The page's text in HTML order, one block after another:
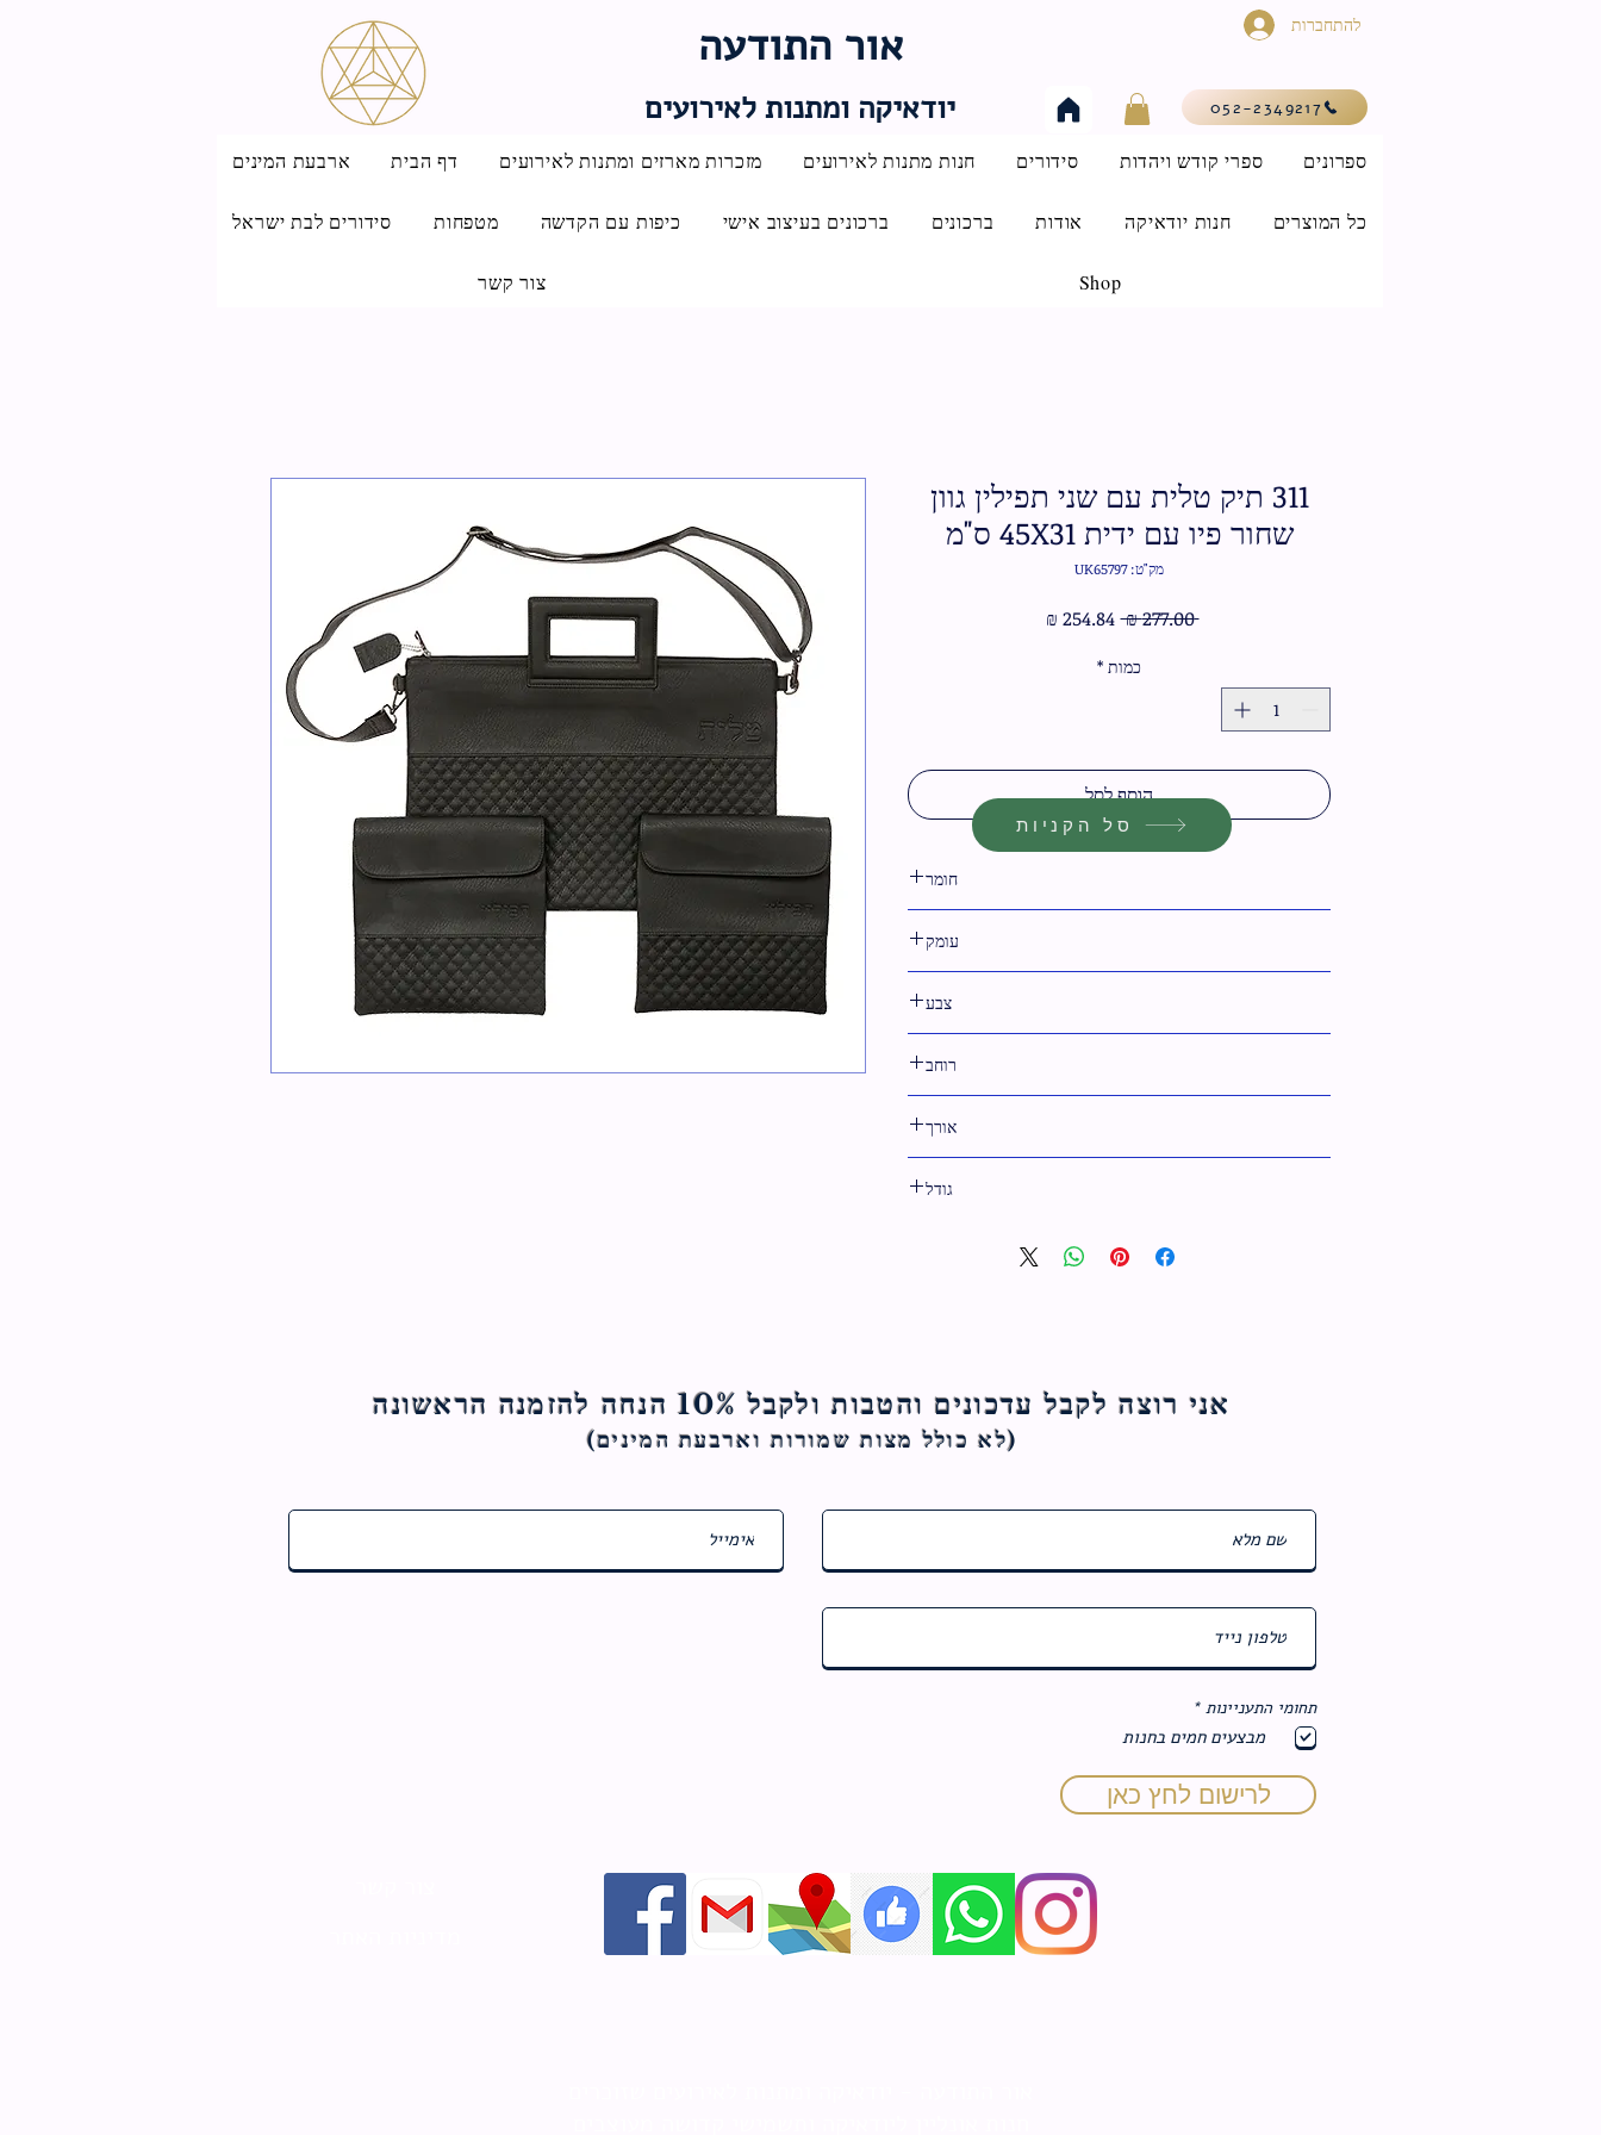
אור התודעה
יודאיקה ומתנות לאירועים
להתחברות
052-2349217
ארבעת המינים דף הבית מזכרות מארזים ומתנות לאירועים חנות מתנות לאירועים סידורים ספרי קודש ויהדות ספרונים
סידורים לבת ישראל מטפחות כיפות עם הקדשה ברכונים בעיצוב אישי ברכונים אודות חנות יודאיקה כל המוצרים
צור קשר Shop
311 תיק טלית עם שני תפילין גוון
שחור פיו עם ידית 45X31 ס"מ
מק"ט: UK65797
‏277.00 ‏₪
מחיר
‏254.84 ‏₪
כמות *
הוסף לסל
חומר
עומק
צבע
רוחב
אורך
גודל
סל הקניות
אני רוצה לקבל עדכונים והטבות ולקבל 10% הנחה להזמנה הראשונה
(לא כולל מצות שמורות וארבעת המינים)
תחומי התעניינות *
ב
מבצעים חמים בחנות
לרישום לחץ כאן